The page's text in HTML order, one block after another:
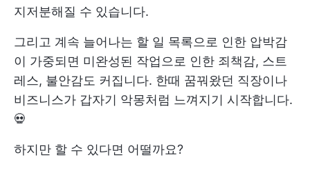
지저분해질 수 있습니다.
그리고 계속 늘어나는 할 일 목록으로 인한 압박감
이 가중되면 미완성된 작업으로 인한 죄책감, 스트
레스, 불안감도 커집니다. 한때 꿈꿔왔던 직장이나
비즈니스가 갑자기 악몽처럼 느껴지기 시작합니다.
💀
하지만 할 수 있다면 어떨까요?